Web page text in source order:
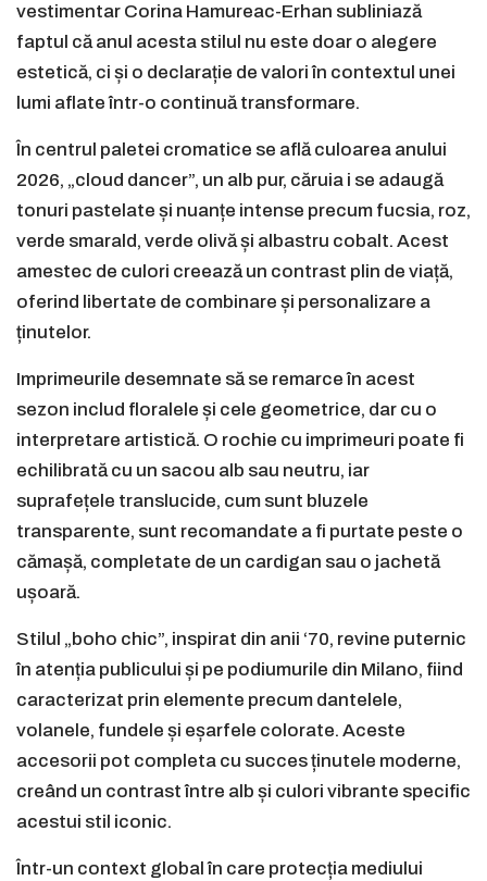
vestimentar Corina Hamureac-Erhan subliniază
faptul că anul acesta stilul nu este doar o alegere
estetică, ci și o declarație de valori în contextul unei
lumi aflate într-o continuă transformare.
În centrul paletei cromatice se află culoarea anului
2026, „cloud dancer”, un alb pur, căruia i se adaugă
tonuri pastelate și nuanțe intense precum fucsia, roz,
verde smarald, verde olivă și albastru cobalt. Acest
amestec de culori creează un contrast plin de viață,
oferind libertate de combinare și personalizare a
ținutelor.
Imprimeurile desemnate să se remarce în acest
sezon includ floralele și cele geometrice, dar cu o
interpretare artistică. O rochie cu imprimeuri poate fi
echilibrată cu un sacou alb sau neutru, iar
suprafețele translucide, cum sunt bluzele
transparente, sunt recomandate a fi purtate peste o
cămașă, completate de un cardigan sau o jachetă
ușoară.
Stilul „boho chic”, inspirat din anii ‘70, revine puternic
în atenția publicului și pe podiumurile din Milano, fiind
caracterizat prin elemente precum dantelele,
volanele, fundele și eșarfele colorate. Aceste
accesorii pot completa cu succes ținutele moderne,
creând un contrast între alb și culori vibrante specific
acestui stil iconic.
Într-un context global în care protecția mediului